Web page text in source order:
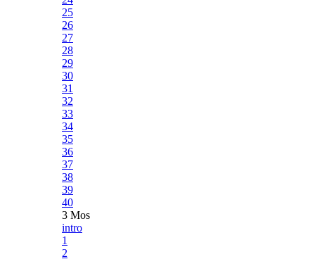
25
26
27
28
29
30
31
32
33
34
35
36
37
38
39
40
3 Mos
intro
1
2